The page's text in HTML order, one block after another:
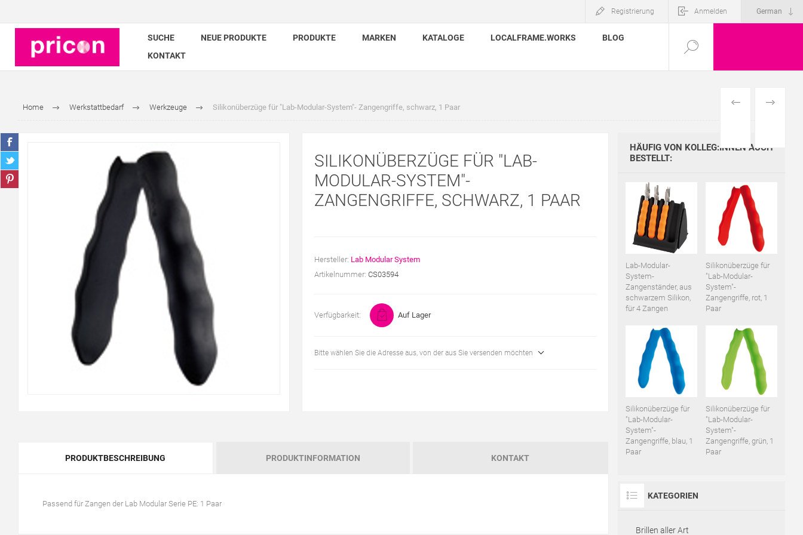
Registrierung Anmelden
SUCHE NEUE PRODUKTE PRODUKTE MARKEN KATALOGE LOCALFRAME.WORKS
BLOG
KONTAKT
Home Werkstattbedarf Werkzeuge Silikonüberzüge für "Lab-Modular-System"- Zangengriffe, schwarz, 1 Paar VORHERIGES
SILIKONÜBERZÜGE FÜR "LAB-
MODULAR-SYSTEM"-
ZANGENGRIFFE, SCHWARZ, 1 PAAR
Hersteller: Lab Modular System
Artikelnummer: CS03594
Verfügbarkeit: Auf Lager
Bitte wählen Sie die Adresse aus, von der aus Sie versenden möchten
PRODUKTBESCHREIBUNG PRODUKTINFORMATION KONTAKT
Passend für Zangen der Lab Modular Serie PE: 1 Paar
HÄUFIG VON KOLLEG:INNEN AUCH
BESTELLT:
Lab-Modular-
System-
Zangenständer, aus
schwarzem Silikon,
für 4 Zangen
Silikonüberzüge für
"Lab-Modular-
System"-
Zangengriffe, rot, 1
Paar
Silikonüberzüge für
"Lab-Modular-
System"-
Zangengriffe, blau, 1
Paar
Silikonüberzüge für
"Lab-Modular-
System"-
Zangengriffe, grün, 1
Paar
KATEGORIEN
Brillen aller Art